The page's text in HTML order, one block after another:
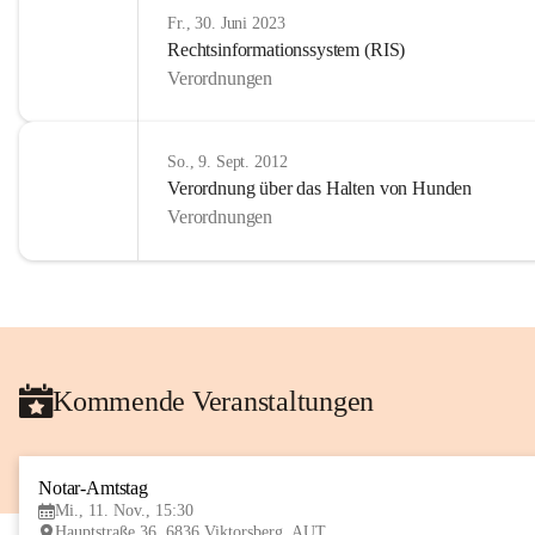
Fr., 30. Juni 2023
Rechtsinformationssystem (RIS)
Verordnungen
So., 9. Sept. 2012
Verordnung über das Halten von Hunden
Verordnungen
Kommende Veranstaltungen
Notar-Amtstag
Mi., 11. Nov., 15:30